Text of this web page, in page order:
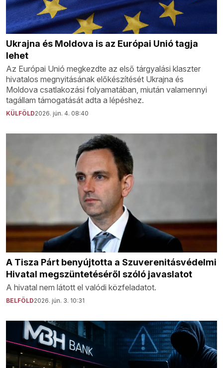
Ukrajna és Moldova is az Európai Unió tagja
lehet
Az Európai Unió megkezdte az első tárgyalási klaszter
hivatalos megnyitásának előkészítését Ukrajna és
Moldova csatlakozási folyamatában, miután valamennyi
tagállam támogatását adta a lépéshez.
KÜLFÖLD2026. jún. 4. 08:40
A Tisza Párt benyújtotta a Szuverenitásvédelmi
Hivatal megszüntetéséről szóló javaslatot
A hivatal nem látott el valódi közfeladatot.
BELFÖLD2026. jún. 3. 10:31